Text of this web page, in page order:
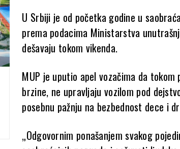
U Srbiji je od početka godine u
prema podacima Ministarstva
dešavaju tokom vikenda.
MUP je uputio apel vozačima da
brzine, ne upravljaju vozilom pod
posebnu pažnju na bezbednost dece i
„Odgovornim ponašanjem svakog